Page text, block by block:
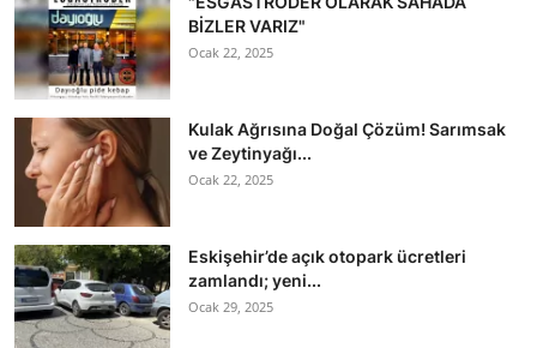
Sağlık
SON DAKİKA
Asayiş
Köşe Yazısı
Dernek
Galeri
Gastronomi
BİZLER VARIZ"
Ocak 22, 2025
Kulak Ağrısına Doğal Çözüm! Sarımsak
ve Zeytinyağı...
Ocak 22, 2025
Eskişehir’de açık otopark ücretleri
zamlandı; yeni...
Ocak 29, 2025